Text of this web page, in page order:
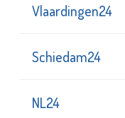
Vlaardingen24
Schiedam24
NL24